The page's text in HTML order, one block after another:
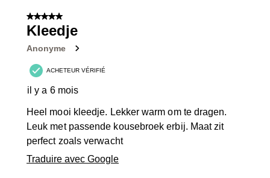
5 sur 5 étoiles.
Kleedje
Anonyme
ACHETEUR VÉRIFIÉ
il y a 6 mois
Heel mooi kleedje. Lekker warm om te dragen.
Leuk met passende kousebroek erbij. Maat zit
perfect zoals verwacht
Traduire avec Google